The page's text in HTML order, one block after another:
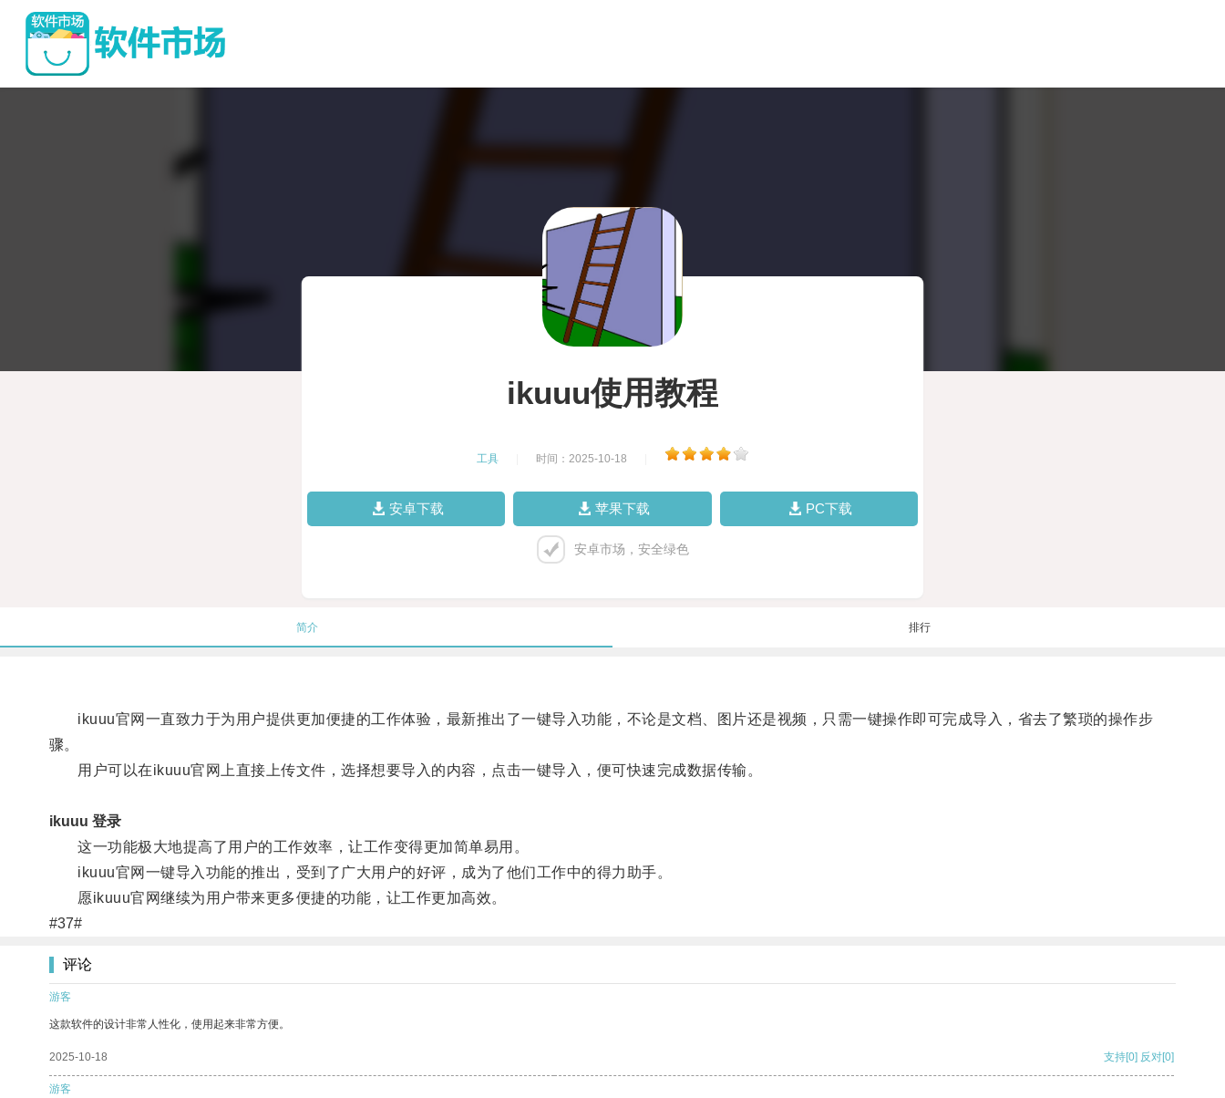
ikuuu使用教程
工具 时间：2025-10-18
安卓下载 苹果下载 PC下载
安卓市场，安全绿色
简介 排行
ikuuu官网一直致力于为用户提供更加便捷的工作体验，最新推出了一键导入功能，不论是文档、图片还是视频，只需一键操作即可完成导入，省去了繁琐的操作步
骤。
用户可以在ikuuu官网上直接上传文件，选择想要导入的内容，点击一键导入，便可快速完成数据传输。
ikuuu 登录
这一功能极大地提高了用户的工作效率，让工作变得更加简单易用。
ikuuu官网一键导入功能的推出，受到了广大用户的好评，成为了他们工作中的得力助手。
愿ikuuu官网继续为用户带来更多便捷的功能，让工作更加高效。
#37#
评论
游客
这款软件的设计非常人性化，使用起来非常方便。
2025-10-18 支持[0] 反对[0]
游客